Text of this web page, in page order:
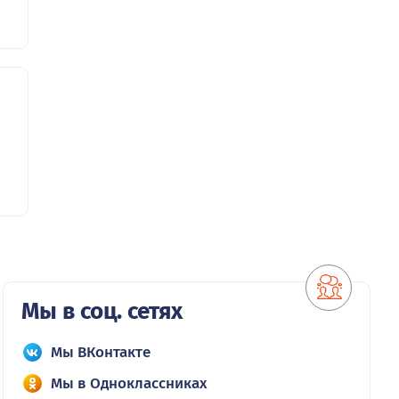
Мы в соц. сетях
Мы ВКонтакте
Мы в Одноклассниках